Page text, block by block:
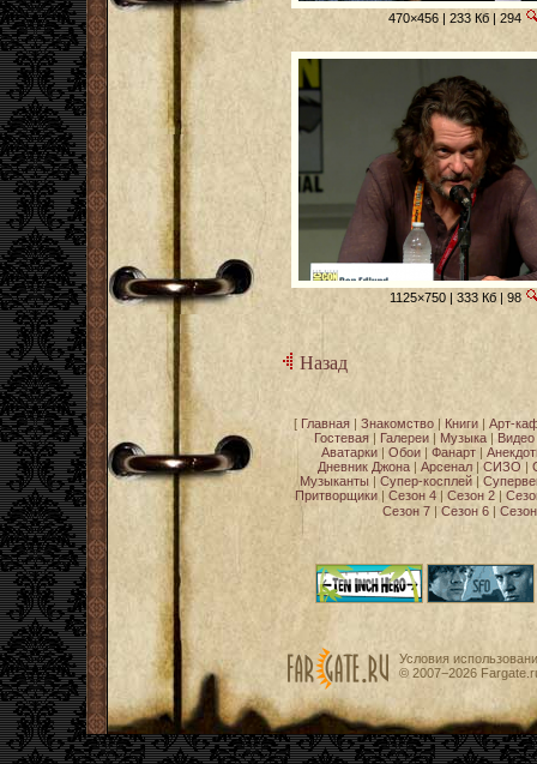
470×456 | 233 Кб | 294
1125×750 | 333 Кб | 98
Назад
[ Главная| Знакомство| Книги| Арт-
Гостевая | Галереи | Музыка | Видео
Аватарки | Обои | Фанарт |
Дневник Джона| Арсенал| СИЗО |
Музыканты | Супер-косплей |
Притворщики | Сезон 4 | Сезон 2 |
Сезон 7| Сезон 6|
Условия
© 2007−2026